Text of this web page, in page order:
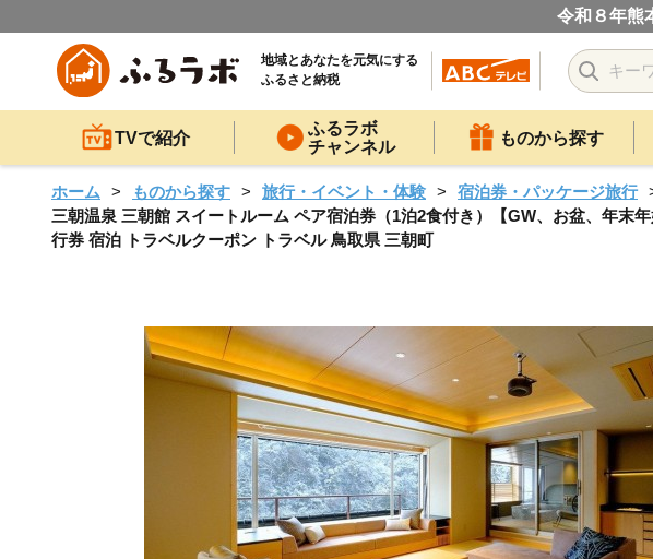
令和８年熊
地域とあなたを元気にする
ふるさと納税
TVで紹介
ふるラボ
チャンネル
ものから探す
ホーム ものから探す 旅行・イベント・体験
宿泊券・パッケージ旅行
三朝温泉 三朝館 スイートルーム ペア宿泊券（1泊2食付き）【GW、お盆、年末
行券 宿泊 トラベルクーポン トラベル 鳥取県 三朝町